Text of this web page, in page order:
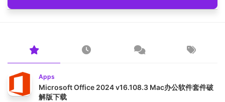
Apps
Microsoft Office 2024 v16.108.3 Mac办公软件套件破
解版下载